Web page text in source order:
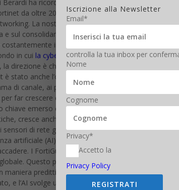
Berardi ha ricordato che “non parliamo più di singoli
da oltre 20 anni sia una forza trainante
La nostra innovazione si è basata sui
e sul consolidamento di prodotti puntuali in una
costantemente in R&D e soprattutto stare sul campo
in cui la cybersecurity cresce del 15% l’annoe l’IT
la direzione è chiara: proteggere per progredire,
è stato anche l’occasione per ricordare le
di canale, ai percorsi formativi personalizzati.
far crescere chi lavora sul territorio.
chiave emerso con forza è il ruolo dell’intelligenza
cresce anche la necessità di soluzioni innovative
sensori di rete globali,FortiGuard Labsmonitora la
artificiale (AI) per estrarre i dati alla ricerca di
I FortiGuard Labs analizzano con strumenti
Questo permette di identificare con
maniera predittiva. La differenza, oggi, la fa la
e l’AI svolge un ruolo essenziale nell’offerta Fortinet.
Iscrizione alla Newsletter
Email*
controlla la tua inbox per
Nome
Cognome
Privacy*
Accetto la
Privacy Policy
REGISTRATI